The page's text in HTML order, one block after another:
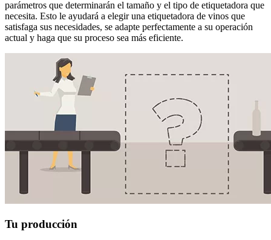
parámetros que determinarán el tamaño y el tipo de etiquetadora que
necesita. Esto le ayudará a elegir una etiquetadora de vinos que
satisfaga sus necesidades, se adapte perfectamente a su operación
actual y haga que su proceso sea más eficiente.
Tu producción